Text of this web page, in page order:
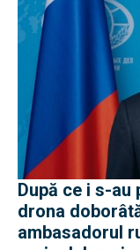
După ce i s-au
drona
ambasadorul